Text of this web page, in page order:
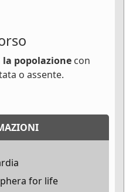
popolazione con
o assente.
for life